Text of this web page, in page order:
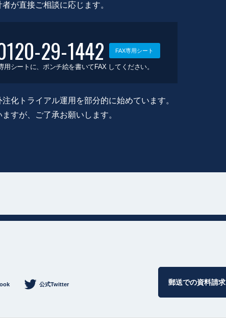
が直接ご相談に応じます。
29-1442 FAX専用シート
用シートに、ポンチ絵を書いてFAX してください。
化トライアル運用を部分的に始めています。
すが、ご了承お願いします。
公式Twitter 郵送での資料請求